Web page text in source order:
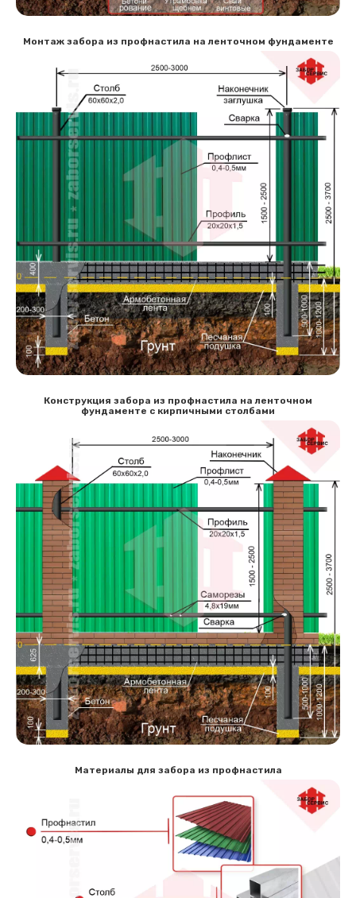
Монтаж забора из профнастила на ленточном фундаменте
Конструкция забора из профнастила на ленточном
фундаменте с кирпичными столбами
Материалы для забора из профнастила